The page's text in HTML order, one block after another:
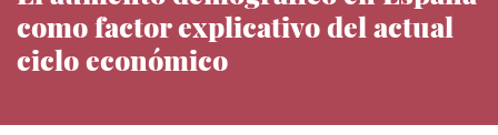
como factor explicativo del actual
ciclo económico